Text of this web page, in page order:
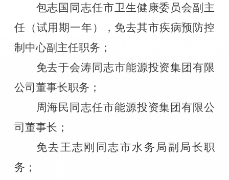
包志国同志任市卫生健康委员会副主
任（试用期一年），免去其市疾病预防控
制中心副主任职务；
免去于会涛同志市能源投资集团有限
公司董事长职务；
周海民同志任市能源投资集团有限公
司董事长；
免去王志刚同志市水务局副局长职
务；